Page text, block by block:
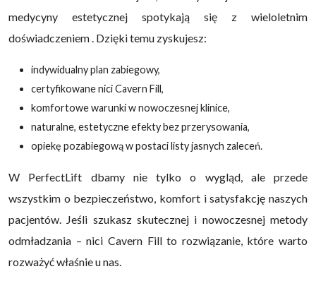
medycyny estetycznej spotykają się z wieloletnim
doświadczeniem . Dzięki temu zyskujesz:
indywidualny plan zabiegowy,
certyfikowane nici Cavern Fill,
komfortowe warunki w nowoczesnej klinice,
naturalne, estetyczne efekty bez przerysowania,
opiekę pozabiegową w postaci listy jasnych zaleceń.
W PerfectLift dbamy nie tylko o wygląd, ale przede
wszystkim o bezpieczeństwo, komfort i satysfakcję naszych
pacjentów. Jeśli szukasz skutecznej i nowoczesnej metody
odmładzania – nici Cavern Fill to rozwiązanie, które warto
rozważyć właśnie u nas.